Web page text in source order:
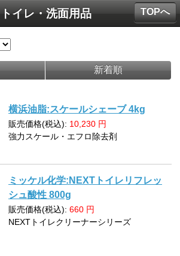
トイレ・洗面用品
新着順
横浜油脂:スケールシェーブ 4kg
販売価格(税込): 10,230 円
強力スケール・エフロ除去剤
ミッケル化学:NEXTトイレリフレッ
シュ酸性 800g
販売価格(税込): 660 円
NEXTトイレクリーナーシリーズ
TOPへ